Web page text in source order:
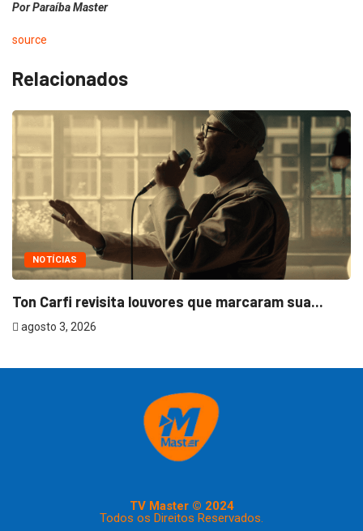
Por Paraíba Master
source
Relacionados
NOTÍCIAS
Ton Carfi revisita louvores que marcaram sua...
agosto 3, 2026
TV Master © 2024
Todos os Direitos Reservados.